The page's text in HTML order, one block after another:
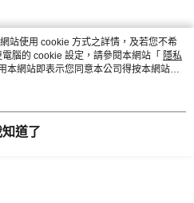
站使用 cookie 方式之詳情，及若您不希
腦的 cookie 設定，請參閱本網站「 隱私
本網站即表示您同意本公司得按本網站使
道了